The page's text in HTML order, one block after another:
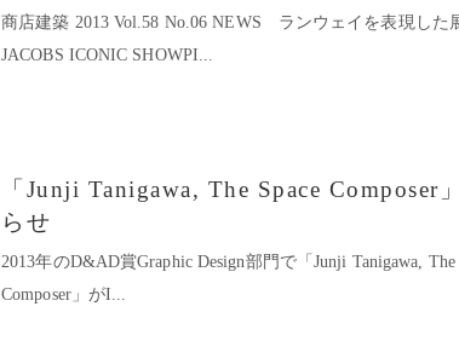
商店建築 2013 Vol.58 No.06 NEWS ランウェイを表現した
JACOBS ICONIC SHOWPI...
「Junji Tanigawa, The Space
らせ
2013年のD&AD賞Graphic Design部門で「Junji Tanigawa, The
Composer」がI...